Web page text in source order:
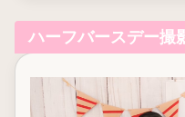
ハーフバースデー撮